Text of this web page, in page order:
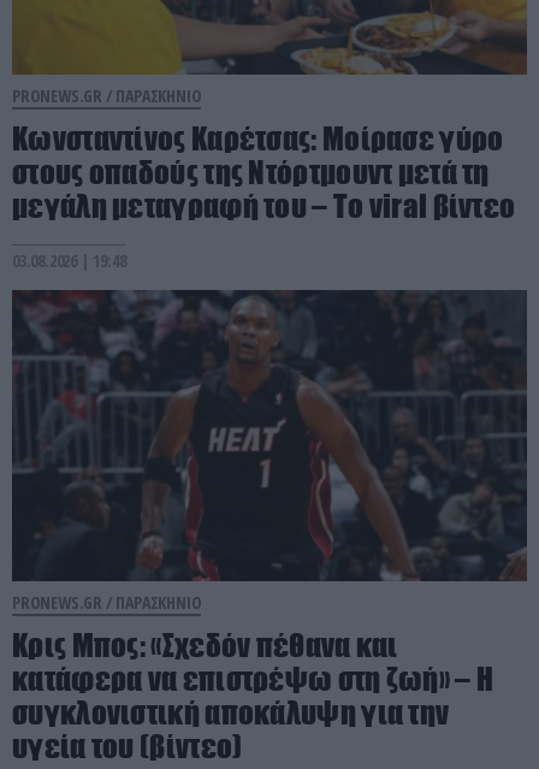
PRONEWS.GR / ΠΑΡΑΣΚΗΝΙΟ
Κωνσταντίνος Καρέτσας: Μοίρασε γύρο
στους οπαδούς της Ντόρτμουντ μετά τη
μεγάλη μεταγραφή του – Το viral βίντεο
03.08.2026 | 19:48
PRONEWS.GR / ΠΑΡΑΣΚΗΝΙΟ
Κρις Μπος: «Σχεδόν πέθανα και
κατάφερα να επιστρέψω στη ζωή» – Η
συγκλονιστική αποκάλυψη για την
υγεία του (βίντεο)